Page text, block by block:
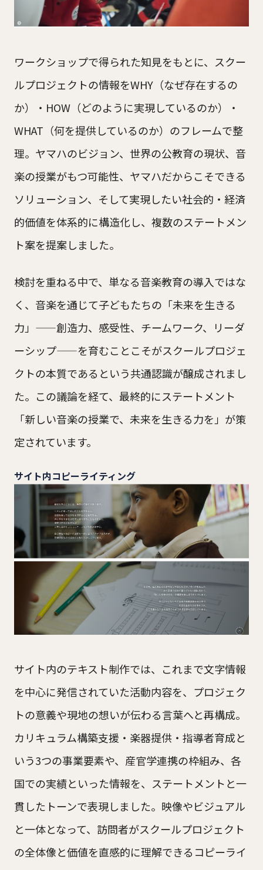
ワークショップで得られた知見をもとに、スクー
ルプロジェクトの情報をWHY（なぜ存在するの
か）・HOW（どのように実現しているのか）・
WHAT（何を提供しているのか）のフレームで整
理。ヤマハのビジョン、世界の公教育の現状、音
楽の授業がもつ可能性、ヤマハだからこそできる
ソリューション、そして実現したい社会的・経済
的価値を体系的に構造化し、複数のステートメン
ト案を提案しました。
検討を重ねる中で、単なる音楽教育の導入ではな
く、音楽を通じて子どもたちの「未来を生きる
力」——創造力、感受性、チームワーク、リーダ
ーシップ——を育むことこそがスクールプロジェ
クトの本質であるという共通認識が醸成されまし
た。この議論を経て、最終的にステートメント
「新しい音楽の授業で、未来を生きる力を」が策
定されています。
サイト内コピーライティング
サイト内のテキスト制作では、これまで文字情報
を中心に発信されていた活動内容を、プロジェク
トの意義や現地の想いが伝わる言葉へと再構成。
カリキュラム構築支援・楽器提供・指導者育成と
いう3つの事業要素や、産官学連携の枠組み、各
国での実績といった情報を、ステートメントと一
貫したトーンで表現しました。映像やビジュアル
と一体となって、訪問者がスクールプロジェクト
の全体像と価値を直感的に理解できるコピーライ